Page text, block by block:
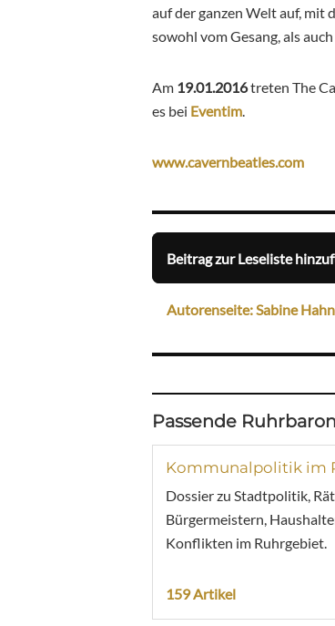
auf der ganzen Welt auf, mit
sowohl vom Gesang, als
Am 19.01.2016treten The
es bei Eventim.
www.cavernbeatles.com
Beitrag zur Leseliste
Autorenseite: Sabine
Passende
Kommunalpolitik im
Dossier zu Stadtpolitik,
Bürgermeistern,
Konflikten im Ruhrgebiet.
159 Artikel